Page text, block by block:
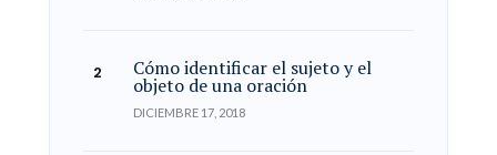
Cómo identificar el sujeto y el
objeto de una oración
DICIEMBRE 17, 2018